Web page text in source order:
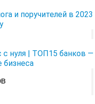
и поручителей в 2023
с нуля | ТОП15 банков —
бизнеса